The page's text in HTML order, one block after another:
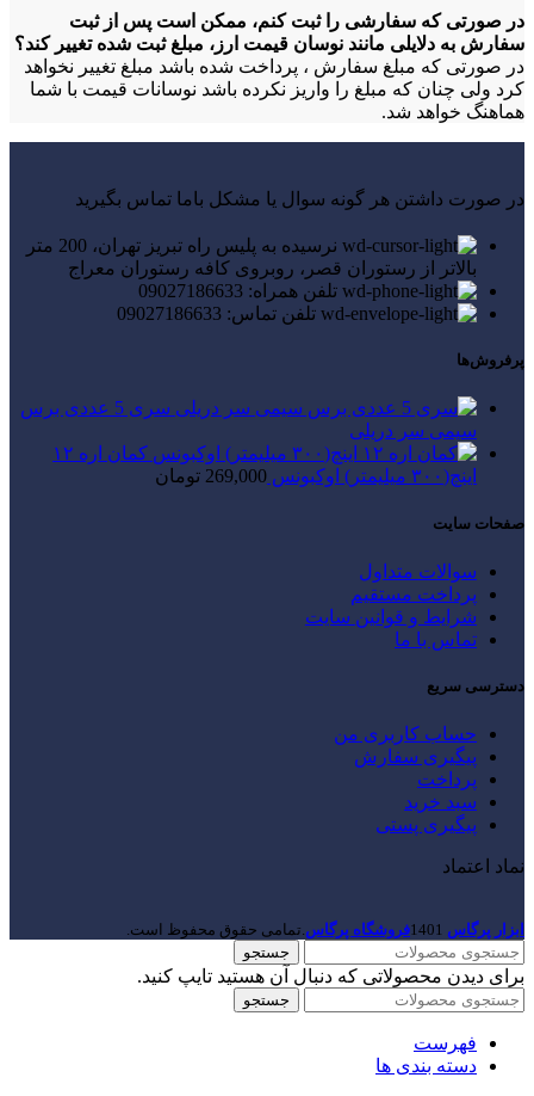
در صورتی که سفارشی را ثبت کنم، ممکن است پس از ثبت
سفارش به دلایلی مانند نوسان قیمت ارز، مبلغ ثبت شده تغییر کند؟
در صورتی که مبلغ سفارش ، پرداخت شده باشد مبلغ تغییر نخواهد
کرد ولی چنان که مبلغ را واریز نکرده باشد نوسانات قیمت با شما
هماهنگ خواهد شد.
در صورت داشتن هر گونه سوال یا مشکل باما تماس بگیرید
نرسیده به پلیس راه تبریز تهران، 200 متر
بالاتر از رستوران قصر، روبروی کافه رستوران معراج
تلفن همراه: 09027186633
تلفن تماس: 09027186633
پرفروش‌ها
سری 5 عددی برس
سیمی سر دریلی
کمان اره ۱۲
اینچ(۳۰۰ میلیمتر) اوکبونس
269,000 تومان
صفحات سایت
سوالات متداول
پرداخت مستقیم
شرایط و قوانین سایت
تماس با ما
دسترسی سریع
حساب کاربری من
پیگیری سفارش
پرداخت
سبد خرید
پیگیری پستی
نماد اعتماد
ابزار پرگاس 1401فروشگاه پرگاس.تمامی حقوق محفوظ است.
جستجو
برای دیدن محصولاتی که دنبال آن هستید تایپ کنید.
جستجو
فهرست
دسته بندی ها